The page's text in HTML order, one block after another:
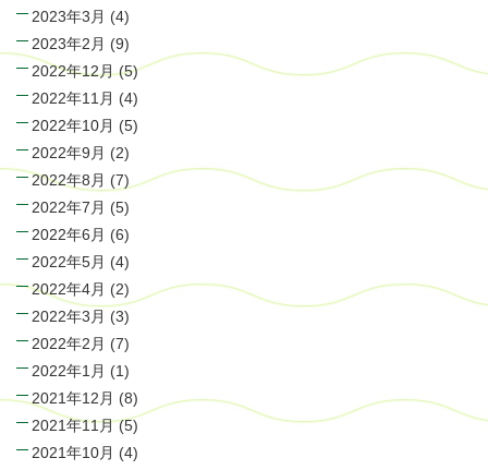
2023年3月 (4)
2023年2月 (9)
2022年12月(5)
2022年11月 (4)
2022年10月 (5)
2022年9月 (2)
2022年8月 (7)
2022年7月 (5)
2022年6月 (6)
2022年5月 (4)
2022年4月 (2)
2022年3月 (3)
2022年2月 (7)
2022年1月 (1)
2021年12月 (8)
2021年11月(5)
2021年10月 (4)